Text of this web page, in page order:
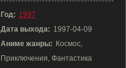
Год: 1997
Дата выхода: 1997-04-09
Аниме жанры: Космос,
Приключения, Фантастика